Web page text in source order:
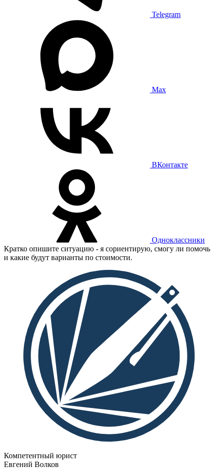
Telegram
Max
ВКонтакте
Одноклассники
Кратко опишите ситуацию - я сориентирую, смогу ли помочь
и какие будут варианты по стоимости.
Компетентный юрист
Евгений Волков